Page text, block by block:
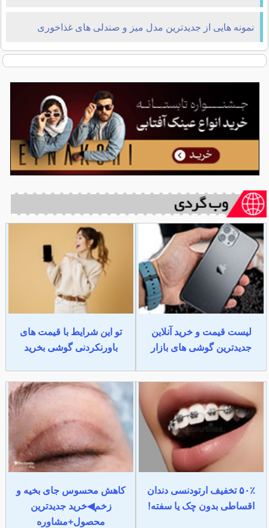
نمونه هایی از جدیدترین مدل میز و صندلی های غذاخوری
لیست قیمت و خرید آنلاین
جدیدترین گوشی های بازار
تو این شرایط با قیمت های
باورنکردنی گوشی بخرید
۵۰٪ تخفیف ارتودنسی دندان
اقساطی بدون چک یا سفته!
کاهش محسوس جای بخیه و
زخم◀خرید جدیدترین
محصول+مشاوره